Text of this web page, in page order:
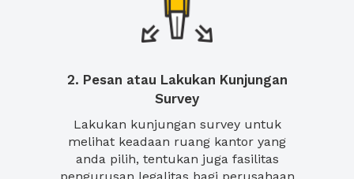
2. Pesan atau Lakukan Kunjungan
Survey
Lakukan kunjungan survey untuk
melihat keadaan ruang kantor yang
anda pilih, tentukan juga fasilitas